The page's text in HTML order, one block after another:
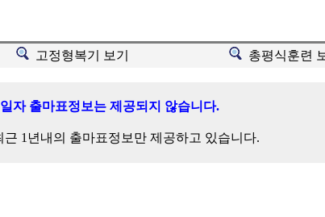
고정형복기 보기 총평식훈련
일자 출마표정보는 제공되지 않습니다.
근 1년내의 출마표정보만 제공하고 있습니다.